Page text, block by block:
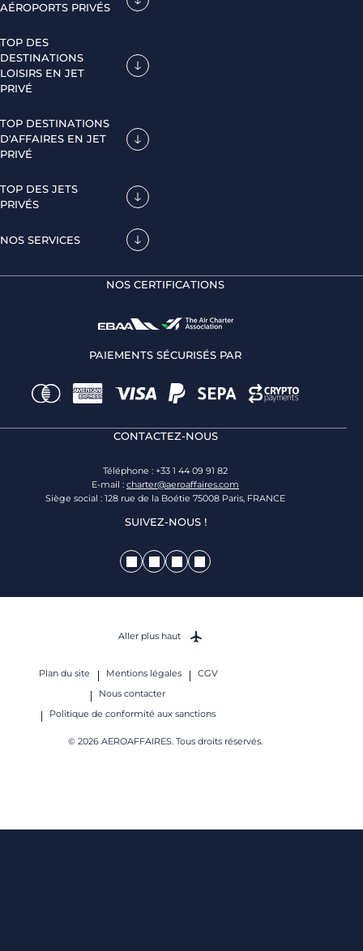
AÉROPORTS PRIVÉS
TOP DES
DESTINATIONS
LOISIRS EN JET
PRIVÉ
TOP DESTINATIONS
D'AFFAIRES EN JET
PRIVÉ
TOP DES JETS
PRIVÉS
NOS SERVICES
NOS CERTIFICATIONS
PAIEMENTS SÉCURISÉS PAR
CONTACTEZ-NOUS
Téléphone : +33 1 44 09 91 82
E-mail : charter@aeroaffaires.com
Siège social : 128 rue de la Boétie 75008 Paris, FRANCE
SUIVEZ-NOUS !
Plan du site Mentions légales
CGV
Nous contacter
Politique de conformité aux sanctions
© 2026 AEROAFFAIRES. Tous droits réservés.
Aller plus haut